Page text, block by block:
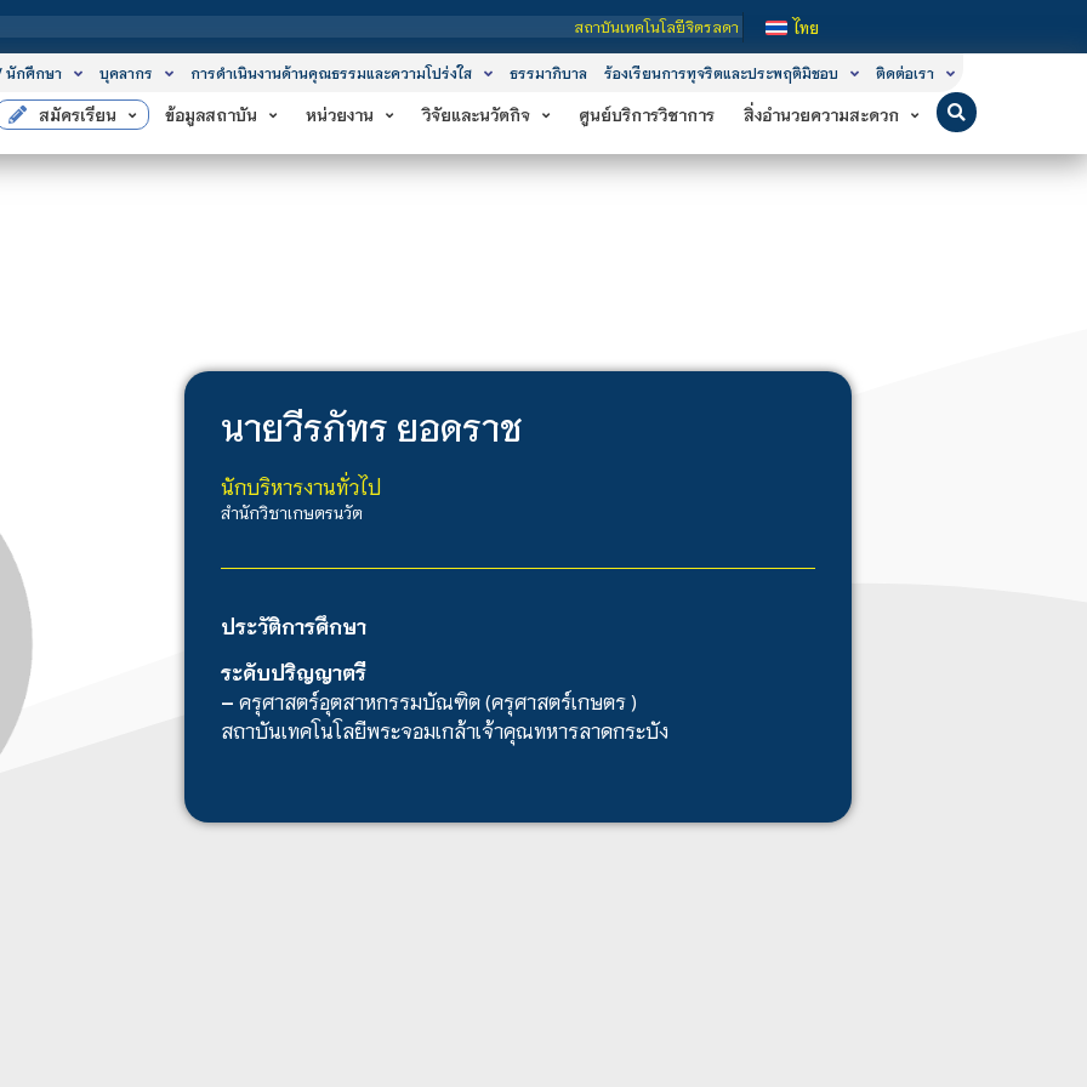
สถาบันเทคโนโลยีจิตรลดา เป็นสถาบันอุดมศึกษาในกำกับของรัฐ เปิดหลักสูตรการเรียน
ไทย
นักศึกษา บุคลากร การดำเนินงานด้านคุณธรรมและความโปร่งใส ธรรมาภิบาล ร้องเรียนการทุจริตและประพฤติมิชอบ ติดต่อเรา
สมัครเรียน ข้อมูลสถาบัน หน่วยงาน วิจัยและนวัตกิจ ศูนย์บริการวิชาการ สิ่งอำนวยความสะดวก
นายวีรภัทร ยอดราช
นักบริหารงานทั่วไป
สำนักวิชาเกษตรนวัต
ประวัติการศึกษา
ระดับปริญญาตรี
– ครุศาสตร์อุตสาหกรรมบัณฑิต (ครุศาสตร์เกษตร )
สถาบันเทคโนโลยีพระจอมเกล้าเจ้าคุณทหารลาดกระบัง